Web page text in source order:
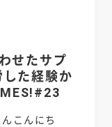
せたサプ
た経験か
こんにち